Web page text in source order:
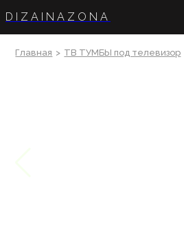
DIZAINAZONA
Главная > ТВ ТУМБЫ под телевизор